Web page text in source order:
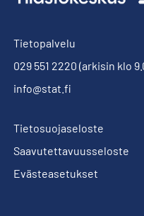
Tietopalvelu
029 551 2220 (arkisin klo
info@stat.fi
Tietosuojaseloste
Saavutettavuusseloste
Evästeasetukset